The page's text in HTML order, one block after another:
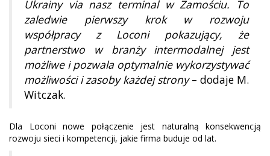
Ukrainy via nasz terminal w Zamościu. To
zaledwie pierwszy krok w rozwoju
współpracy z Loconi pokazujący, że
partnerstwo w branży intermodalnej jest
możliwe i pozwala optymalnie wykorzystywać
możliwości i zasoby każdej strony– dodaje M.
Witczak.
Dla Loconi nowe połączenie jest naturalną konsekwencją
rozwoju sieci i kompetencji, jakie firma buduje od lat.